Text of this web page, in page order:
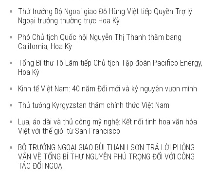
Thứ trưởng Bộ Ngoại giao Đỗ Hùng Việt tiếp Quyền Trợ lý
Ngoại trưởng thường trực Hoa Kỳ
Phó Chủ tịch Quốc hội Nguyễn Thị Thanh thăm bang
California, Hoa Kỳ
Tổng Bí thư Tô Lâm tiếp Chủ tịch Tập đoàn Pacifico Energy,
Hoa Kỳ
Kinh tế Việt Nam: 40 năm Đổi mới và kỷ nguyên vươn mình
Thủ tướng Kyrgyzstan thăm chính thức Việt Nam
Lụa, áo dài và thủ công mỹ nghệ: Kết nối tinh hoa văn hóa
Việt với thế giới từ San Francisco
BỘ TRƯỞNG NGOẠI GIAO BÙI THANH SƠN TRẢ LỜI PHỎNG
VẤN VỀ TỔNG BÍ THƯ NGUYỄN PHÚ TRỌNG ĐỐI VỚI CÔNG
TÁC ĐỐI NGOẠI